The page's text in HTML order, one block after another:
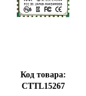
Код товара:
CTTL15267